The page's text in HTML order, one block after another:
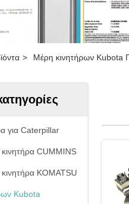
> Μέρη κινητήρων Kubota
για Caterpillar
κινητήρα CUMMINS
κινητήρα KOMATSU
Kubota